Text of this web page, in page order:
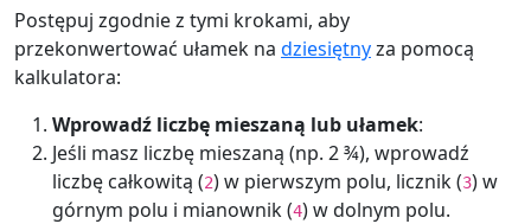
Postępuj zgodnie z tymi krokami, aby
przekonwertować ułamek na dziesiętnyza pomocą
kalkulatora:
Wprowadź liczbę mieszaną lub ułamek:
Jeśli masz liczbę mieszaną (np. 2 ¾), wprowadź
liczbę całkowitą (2) w pierwszym polu, licznik (3) w
górnym polu i mianownik (4) w dolnym polu.